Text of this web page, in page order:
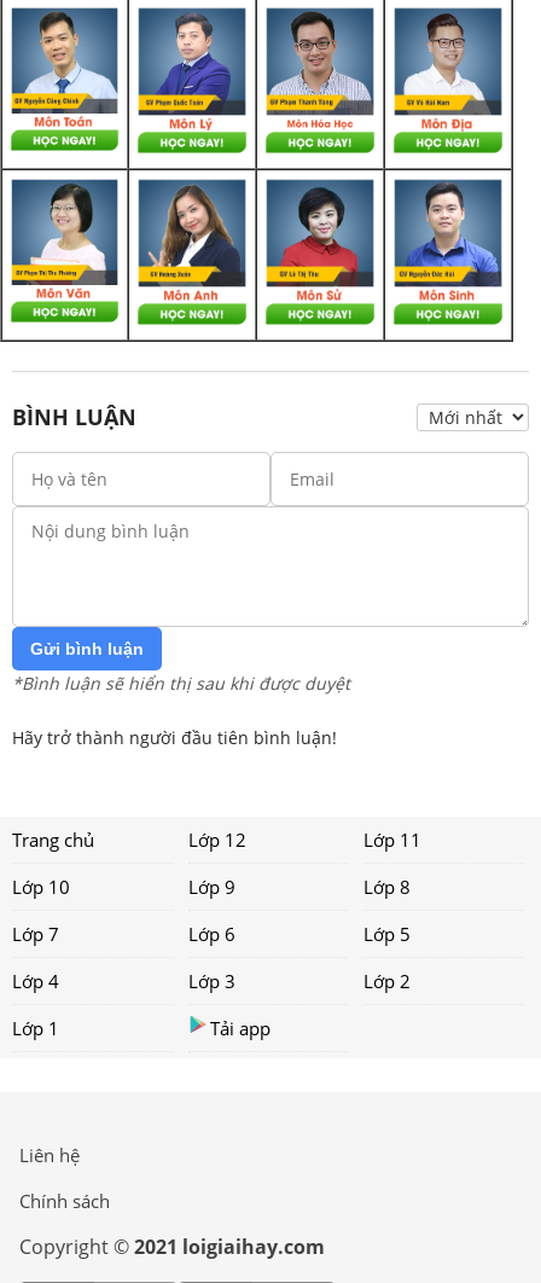
BÌNH LUẬN
Gửi bình luận
*Bình luận sẽ hiển thị sau khi được duyệt
Hãy trở thành người đầu tiên bình luận!
Trang chủ Lớp 12
Lớp 11
Lớp 10
Lớp 9
Lớp 8
Lớp 7
Lớp 6
Lớp 5
Lớp 4
Lớp 3
Lớp 2
Lớp 1
Tải app
Liên hệ
Chính sách
Copyright ©2021 loigiaihay.com